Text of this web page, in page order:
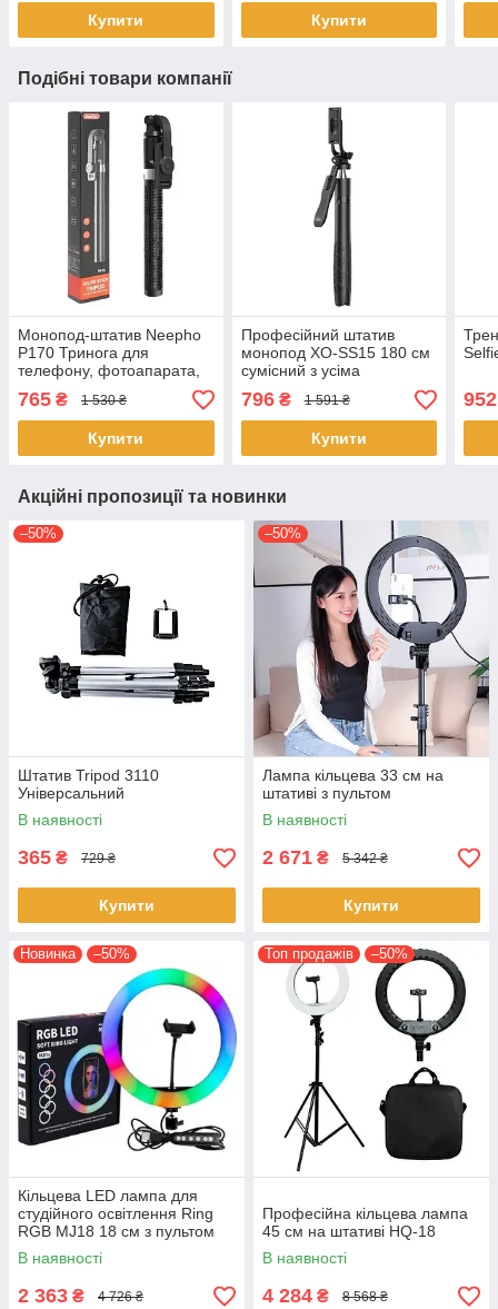
Купити Купити
Подібні товари компанії
Монопод-штатив Neepho
P170 Тринога для
телефону, фотоапарата,
екшен камери з Bluetooth-
пультом Чорний
765 ₴ 1 530 ₴
Купити
Професійний штатив
монопод XO-SS15 180 см
сумісний з усіма
пристроями з
універсальним Bluetooth-
пультом Чорний
796₴ 1 591 ₴
Купити
952
Акційні пропозиції та новинки
–50%
Штатив Tripod 3110
Універсальний
В наявності
365 ₴ 729 ₴
Купити
–50%
Лампа кільцева 33 см на
штативі з пультом
В наявності
2 671 ₴ 5 342 ₴
Купити
Новинка –50%
Кільцева LED лампа для
студійного освітлення Ring
RGB MJ18 18 см з пультом
В наявності
2 363 ₴ 4 726 ₴
Топ продажів –50%
Професійна кільцева лампа
45 см на штативі HQ-18
В наявності
4 284 ₴ 8 568 ₴